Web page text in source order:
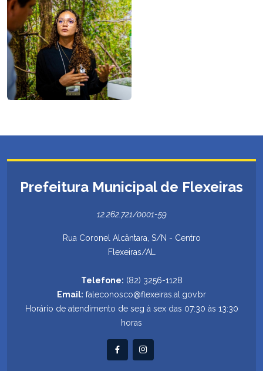
Prefeitura Municipal de Flexeiras
12.262.721/0001-59
Rua Coronel Alcântara, S/N - Centro
Flexeiras/AL
Telefone: (82) 3256-1128
Email: faleconosco@flexeiras.al.gov.br
Horário de atendimento de seg à sex das 07:30 às 13:30
horas